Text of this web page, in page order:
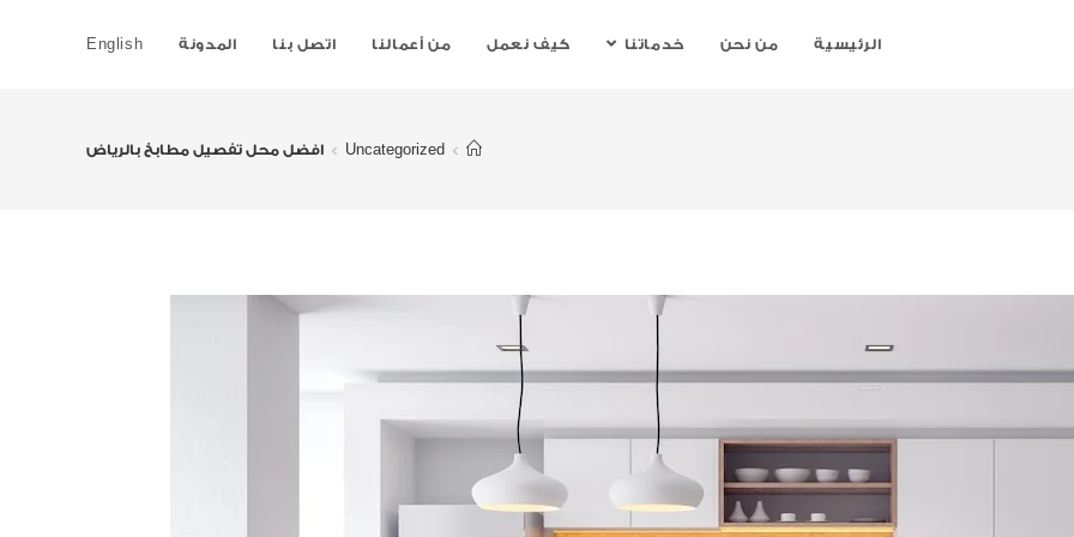
الرئيسية من نحن خدماتنا كيف نعمل من أعمالنا اتصل بنا المدونة English
>
Uncategorized
> افضل محل تفصيل مطابخ بالرياض